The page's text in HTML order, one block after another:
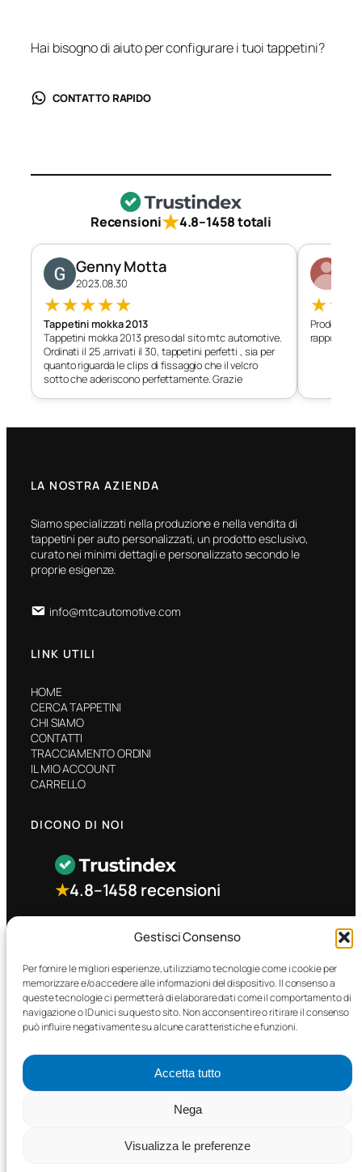
Gestisci Consenso
Per fornire le migliori esperienze, utilizziamo tecnologie come i cookie per
memorizzare e/o accedere alle informazioni del dispositivo. Il consenso a
queste tecnologie ci permetterà di elaborare dati come il comportamento di
navigazione o ID unici su questo sito. Non acconsentire o ritirare il consenso
può influire negativamente su alcune caratteristiche e funzioni.
Accetta tutto
Nega
Visualizza le preferenze
Hai bisogno di aiuto per configurare i tuoi tappetini?
CONTATTO RAPIDO
Recensioni★4.8–1458 totali
Genny Motta
2023.08.30
★★★★★
Tappetini mokka 2013
Tappetini mokka 2013 preso dal sito mtc automotive.
Ordinati il 25 ,arrivati il 30, tappetini perfetti , sia per
quanto riguarda le clips di fissaggio che il velcro
sotto che aderiscono perfettamente. Grazie
★★
Prodotto
rapporto
LA NOSTRA AZIENDA
Siamo specializzati nella produzione e nella vendita di
tappetini per auto personalizzati, un prodotto esclusivo,
curato nei minimi dettagli e personalizzato secondo le
proprie esigenze.
info@mtcautomotive.com
LINK UTILI
HOME
CERCA TAPPETINI
CHI SIAMO
CONTATTI
TRACCIAMENTO ORDINI
IL MIO ACCOUNT
CARRELLO
DICONO DI NOI
★4.8–1458 recensioni
CONTATTO RAPIDO
Facebook
©2025 MTC Automotive s.r.l. . Tutti i diritti riservati. – P.I.